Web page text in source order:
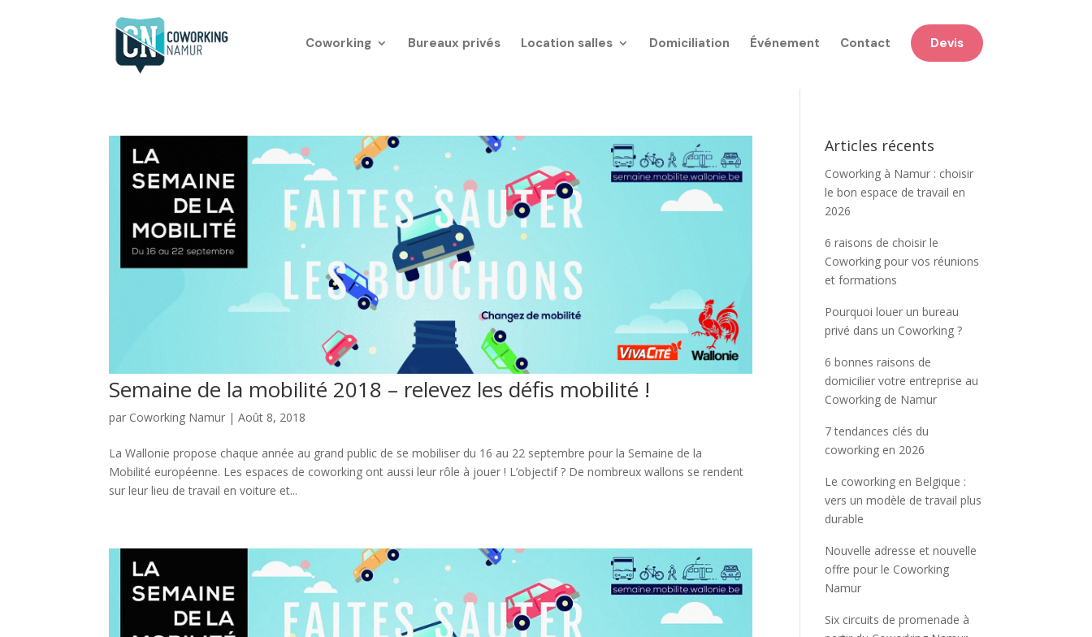
Coworking Bureaux privés Location salles Domiciliation Événement Contact Devis
Semaine de la mobilité 2018 – relevez les défis mobilité !
par Coworking Namur |Août 8, 2018
La Wallonie propose chaque année au grand public de se mobiliser du 16 au 22 septembre pour la Semaine de la
Mobilité européenne. Les espaces de coworking ont aussi leur rôle à jouer ! L’objectif ? De nombreux wallons se rendent
sur leur lieu de travail en voiture et...
Articles récents
Coworking à Namur : choisir
le bon espace de travail en
2026
6 raisons de choisir le
Coworking pour vos réunions
et formations
Pourquoi louer un bureau
privé dans un Coworking ?
6 bonnes raisons de
domicilier votre entreprise au
Coworking de Namur
7 tendances clés du
coworking en 2026
Le coworking en Belgique :
vers un modèle de travail plus
durable
Nouvelle adresse et nouvelle
offre pour le Coworking
Namur
Six circuits de promenade à